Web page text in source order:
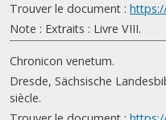
Trouver le document :
Note : Extraits : Livre VIII.
Chronicon venetum.
Dresde, Sächsische
siècle.